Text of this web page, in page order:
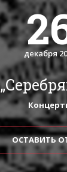
декабря
ОСТАВИТЬ